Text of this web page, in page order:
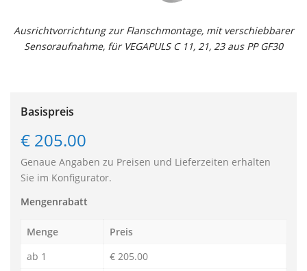
Ausrichtvorrichtung zur Flanschmontage, mit verschiebbarer
Sensoraufnahme, für VEGAPULS C 11, 21, 23 aus PP GF30
Basispreis
€ 205.00
Genaue Angaben zu Preisen und Lieferzeiten erhalten
Sie im Konfigurator.
Mengenrabatt
Menge
Preis
ab 1
€ 205.00